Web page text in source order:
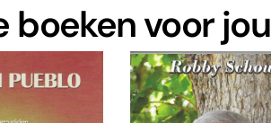
boeken voor jou